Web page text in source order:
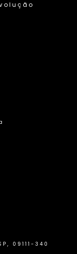
09111-340